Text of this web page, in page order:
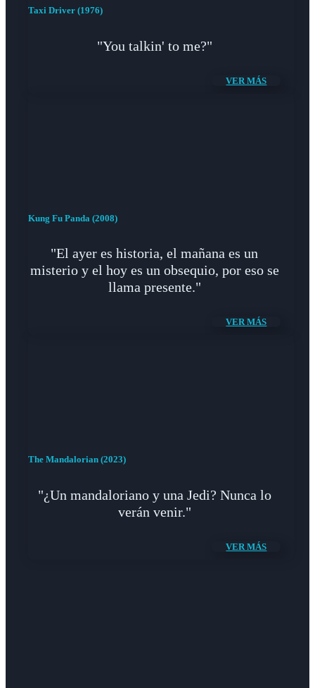
Taxi Driver (1976)
"You talkin' to me?"
VER MÁS
Kung Fu Panda (2008)
"El ayer es historia, el mañana es un
misterio y el hoy es un obsequio, por eso se
llama presente."
VER MÁS
The Mandalorian (2023)
"¿Un mandaloriano y una Jedi? Nunca lo
verán venir."
VER MÁS